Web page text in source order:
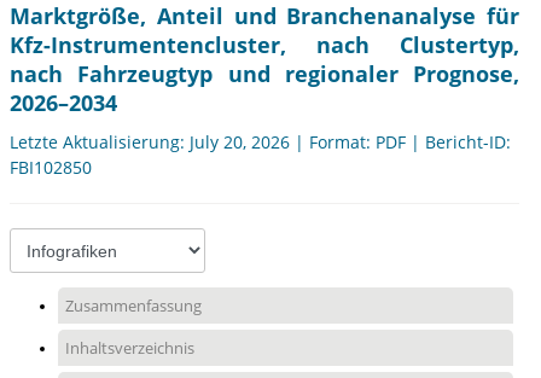
Marktgröße, Anteil und Branchenanalyse für
Kfz-Instrumentencluster, nach Clustertyp,
nach Fahrzeugtyp und regionaler Prognose,
2026–2034
Letzte Aktualisierung: July 20, 2026 | Format: PDF | Bericht-ID:
FBI102850
Zusammenfassung
Inhaltsverzeichnis